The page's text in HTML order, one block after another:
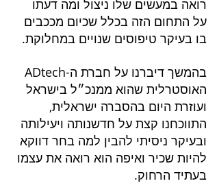
רואה במעשים שלו ניצול ומה דעתו
על התחום הזה בכלל שכיום מככבים
בו בעיקר טיפוסים שנויים במחלוקת.
האוסטרלית שהוא ממנכ״ל בישראל
ועוזרת היום בהסברה ישראלית,
התווכחנו קצת על חדשנותה ויעילותה
ובעיקר ניסיתי להבין למה בחר דווקא
להיות שכיר ואיפה הוא רואה את עצמו
בעתיד הרחוק.